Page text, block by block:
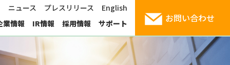
ニュース プレスリリース English
業情報 IR情報 採用情報 サポート
産業用コンピューティング
お問い合わせ